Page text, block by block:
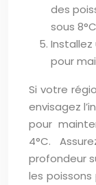
des
sous 8°C
pour
Si votre
envisagez
pour
4°C.
profondeur
les